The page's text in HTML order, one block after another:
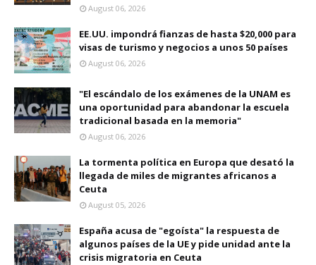
August 06, 2026
EE.UU. impondrá fianzas de hasta $20,000 para
visas de turismo y negocios a unos 50 países
August 06, 2026
"El escándalo de los exámenes de la UNAM es
una oportunidad para abandonar la escuela
tradicional basada en la memoria"
August 06, 2026
La tormenta política en Europa que desató la
llegada de miles de migrantes africanos a
Ceuta
August 05, 2026
España acusa de "egoísta" la respuesta de
algunos países de la UE y pide unidad ante la
crisis migratoria en Ceuta